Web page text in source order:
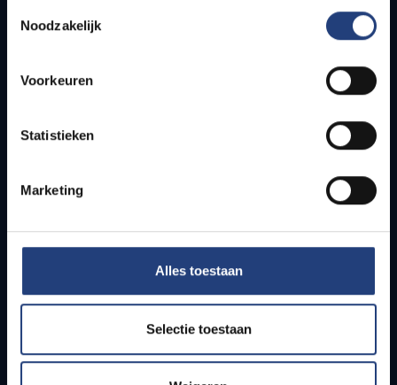
Noodzakelijk
Voorkeuren
Statistieken
Marketing
Alles toestaan
Selectie toestaan
Snel naar
Bereikbaarheid
Studenten
PhD-studenten
Leerkrachten en secundaire scholen